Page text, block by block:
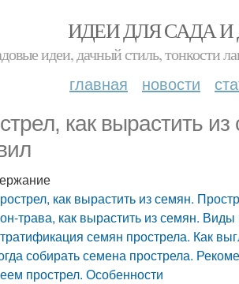
ИДЕИ ДЛЯ САДА И
идеи, дачный стиль, тонкости
главная новости
как вырастить
как вырастить из семян.
трава, как вырастить из семян. Виды
семян прострела. Как
собирать семена прострела.
прострел. Особенности